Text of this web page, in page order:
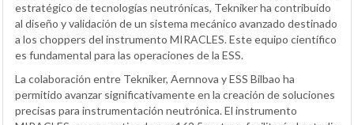
estratégico de tecnologías neutrónicas, Tekniker ha contribuido
al diseño y validación de un sistema mecánico avanzado destinado
a los choppers del instrumento MIRACLES. Este equipo científico
es fundamental para las operaciones de la ESS.
La colaboración entre Tekniker, Aernnova y ESS Bilbao ha
permitido avanzar significativamente en la creación de soluciones
precisas para instrumentación neutrónica. El instrumento